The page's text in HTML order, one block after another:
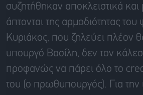
συζητήθηκαν αποκλειστικά
άπτονται της αρμοδιότητας
Κυριάκος, που ζηλεύει πλέον
υπουργό Βασίλη, δεν τον
προφανώς να πάρει όλο το
του (ο πρωθυπουργός). Για την